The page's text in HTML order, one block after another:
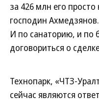
за 426 млн его
господин
И по санаторию, и по
договориться о
Технопарк, «ЧТЗ-
сейчас являются